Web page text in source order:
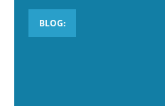
BLOG: